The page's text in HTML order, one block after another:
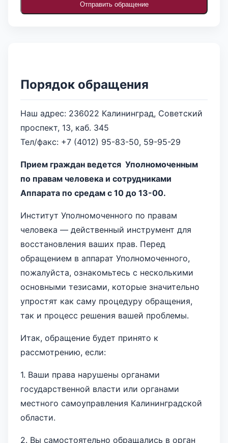
Отправить обращение
Порядок обращения
Наш адрес: 236022 Калининград, Советский
проспект, 13, каб. 345
Тел/факс: +7 (4012) 95-83-50, 59-95-29
Прием граждан ведется Уполномоченным
по правам человека и сотрудниками
Аппарата по средам с 10 до 13-00.
Институт Уполномоченного по правам
человека — действенный инструмент для
восстановления ваших прав. Перед
обращением в аппарат Уполномоченного,
пожалуйста, ознакомьтесь с несколькими
основными тезисами, которые значительно
упростят как саму процедуру обращения,
так и процесс решения вашей проблемы.
Итак, обращение будет принято к
рассмотрению, если:
1. Ваши права нарушены органами
государственной власти или органами
местного самоуправления Калининградской
области.
2. Вы самостоятельно обращались в орган